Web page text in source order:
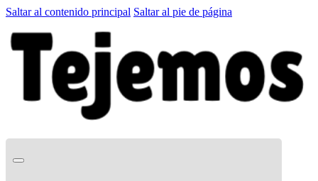
Saltar al contenido principal Saltar al pie de página